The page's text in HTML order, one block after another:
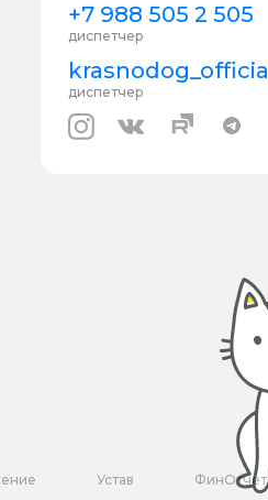
+7 988 505 2 505
диспетчер
диспетчер
Устав ФинОтчет